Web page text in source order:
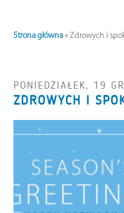
Strona główna »Zdrowych i
PONIEDZIAŁEK, 19
ZDROWYCH I